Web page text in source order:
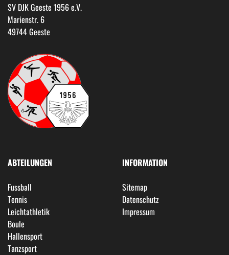
SV DJK Geeste 1956 e.V.
Marienstr. 6
49744 Geeste
ABTEILUNGEN
Fussball
Tennis
Leichtathletik
Boule
Hallensport
Tanzsport
INFORMATION
Sitemap
Datenschutz
Impressum